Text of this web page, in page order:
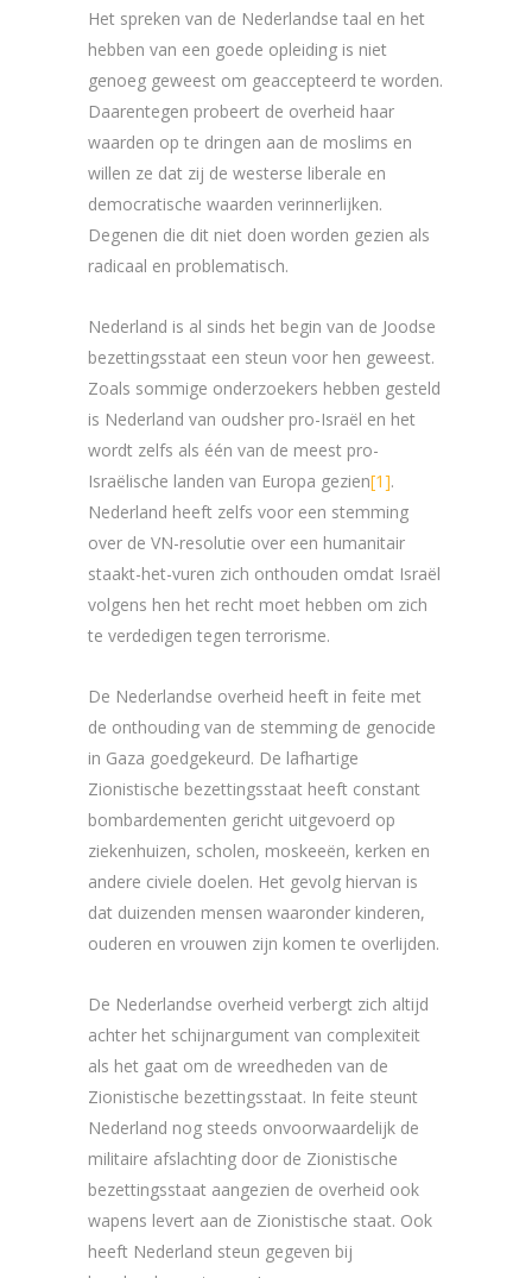
Het spreken van de Nederlandse taal en het
hebben van een goede opleiding is niet
genoeg geweest om geaccepteerd te worden.
Daarentegen probeert de overheid haar
waarden op te dringen aan de moslims en
willen ze dat zij de westerse liberale en
democratische waarden verinnerlijken.
Degenen die dit niet doen worden gezien als
radicaal en problematisch.
Nederland is al sinds het begin van de Joodse
bezettingsstaat een steun voor hen geweest.
Zoals sommige onderzoekers hebben gesteld
is Nederland van oudsher pro-Israël en het
wordt zelfs als één van de meest pro-
Israëlische landen van Europa gezien[1].
Nederland heeft zelfs voor een stemming
over de VN-resolutie over een humanitair
staakt-het-vuren zich onthouden omdat Israël
volgens hen het recht moet hebben om zich
te verdedigen tegen terrorisme.
De Nederlandse overheid heeft in feite met
de onthouding van de stemming de genocide
in Gaza goedgekeurd. De lafhartige
Zionistische bezettingsstaat heeft constant
bombardementen gericht uitgevoerd op
ziekenhuizen, scholen, moskeeën, kerken en
andere civiele doelen. Het gevolg hiervan is
dat duizenden mensen waaronder kinderen,
ouderen en vrouwen zijn komen te overlijden.
De Nederlandse overheid verbergt zich altijd
achter het schijnargument van complexiteit
als het gaat om de wreedheden van de
Zionistische bezettingsstaat. In feite steunt
Nederland nog steeds onvoorwaardelijk de
militaire afslachting door de Zionistische
bezettingsstaat aangezien de overheid ook
wapens levert aan de Zionistische staat. Ook
heeft Nederland steun gegeven bij